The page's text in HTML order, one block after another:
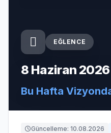
EĞLENCE
8 Haziran
Bu Hafta
Güncelleme: 10.08.2026